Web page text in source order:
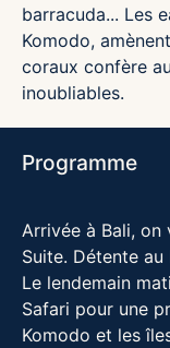
barracuda... Les
Komodo,
coraux confère
inoubliables.
Programme
Arrivée à Bali, on
Suite. Détente
Le lendemain
Safari pour une
Komodo et les